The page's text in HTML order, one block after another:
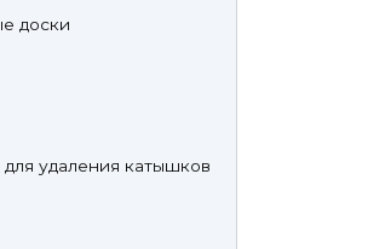
доски
удаления катышков